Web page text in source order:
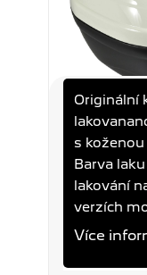
KUFR
ČERNÁ
DJANGO
Originální
s
Barva
lakování
verzích
Více
5 990 Kč